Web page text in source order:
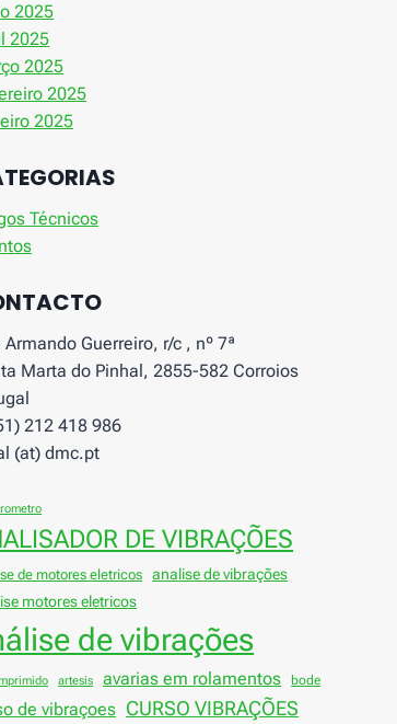
2025
2025
2025
2025
2025
Técnicos
Armando Guerreiro, r/c , nº 7ª
Marta do Pinhal, 2855-582 Corroios
212 418 986
(at) dmc.pt
DE VIBRAÇÕES
de motores eletricos
analise de vibrações
motores eletricos
de vibrações
artesis avarias em rolamentos bode
de vibraçoes CURSO VIBRAÇÕES